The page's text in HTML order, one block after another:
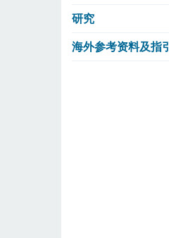
研究
海外参考资料及指引